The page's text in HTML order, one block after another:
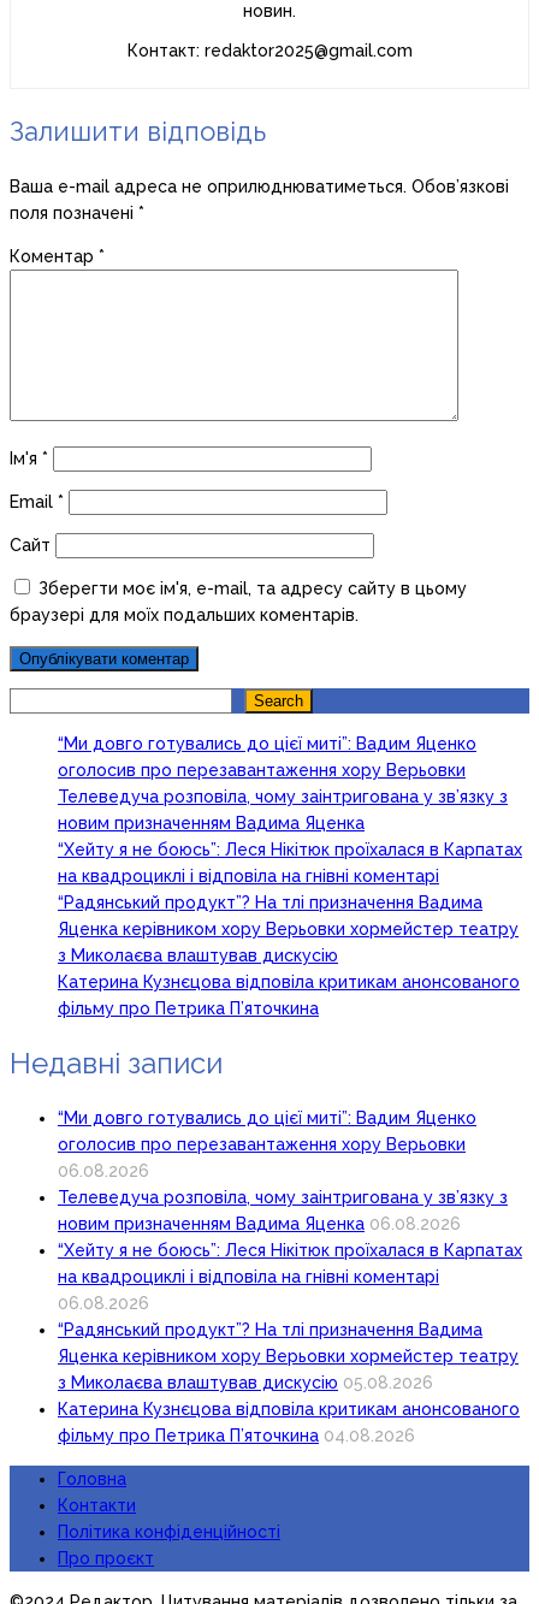
новин.
Контакт: redaktor2025@gmail.com
Залишити відповідь
Ваша e-mail адреса не оприлюднюватиметься. Обов’язкові
поля позначені *
Коментар *
Ім'я *
Email *
Сайт
Зберегти моє ім'я, e-mail, та адресу сайту в цьому
браузері для моїх подальших коментарів.
Search
“Ми довго готувались до цієї миті”: Вадим Яценко
оголосив про перезавантаження хору Верьовки
Телеведуча розповіла, чому заінтригована у зв’язку з
новим призначенням Вадима Яценка
“Хейту я не боюсь”: Леся Нікітюк проїхалася в Карпатах
на квадроциклі і відповіла на гнівні коментарі
“Радянський продукт”? На тлі призначення Вадима
Яценка керівником хору Верьовки хормейстер театру
з Миколаєва влаштував дискусію
Катерина Кузнєцова відповіла критикам анонсованого
фільму про Петрика П’яточкина
Недавні записи
“Ми довго готувались до цієї миті”: Вадим Яценко
оголосив про перезавантаження хору Верьовки
06.08.2026
Телеведуча розповіла, чому заінтригована у зв’язку з
новим призначенням Вадима Яценка 06.08.2026
“Хейту я не боюсь”: Леся Нікітюк проїхалася в Карпатах
на квадроциклі і відповіла на гнівні коментарі
06.08.2026
“Радянський продукт”? На тлі призначення Вадима
Яценка керівником хору Верьовки хормейстер театру
з Миколаєва влаштував дискусію 05.08.2026
Катерина Кузнєцова відповіла критикам анонсованого
фільму про Петрика П’яточкина 04.08.2026
Головна
Контакти
Політика конфіденційності
Про проєкт